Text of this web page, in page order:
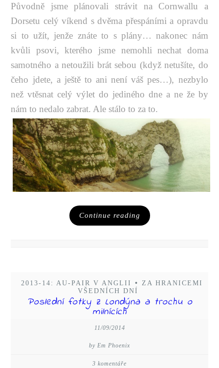
Původně jsme plánovali strávit na Cornwallu a
Dorsetu celý víkend s dvěma přespáními a opravdu
si to užít, jenže znáte to s plány… nakonec nám
kvůli psovi, kterého jsme nemohli nechat doma
samotného a netoužili brát sebou (když netušíte, do
čeho jdete, a ještě to ani není váš pes…), nezbylo
než vtěsnat celý výlet do jediného dne a ne že by
nám to nedalo zabrat. Ale stálo to za to.
Continue reading
2013-14: AU-PAIR V ANGLII •
ZA HRANICEMI
VŠEDNÍCH DNÍ
Poslední fotky z Londýna a trochu o
milnících
11/09/2014
by Em Phoenix
3 komentáře